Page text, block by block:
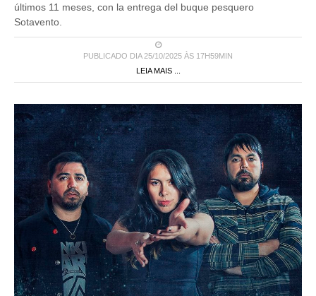
últimos 11 meses, con la entrega del buque pesquero
Sotavento.
PUBLICADO DIA 25/10/2025 ÀS 17H59MIN
LEIA MAIS ...